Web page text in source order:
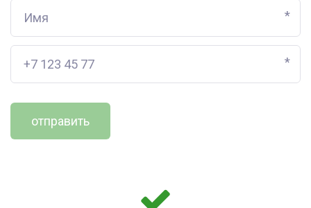
*
*
отправить